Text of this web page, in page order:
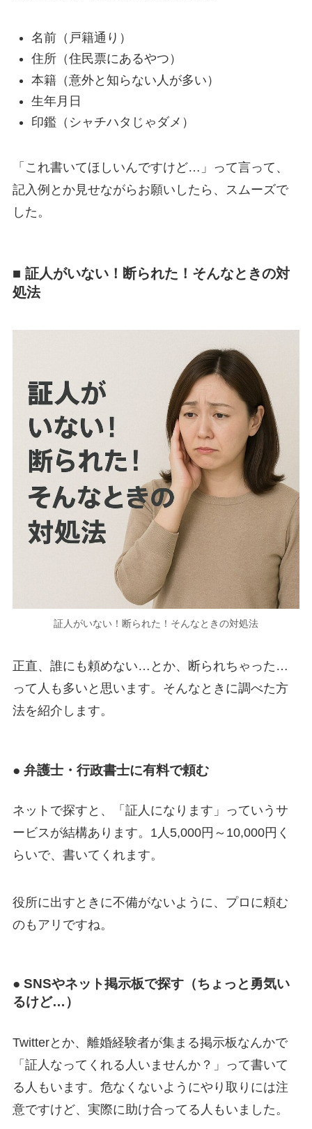
名前（戸籍通り）
住所（住民票にあるやつ）
本籍（意外と知らない人が多い）
生年月日
印鑑（シャチハタじゃダメ）
「これ書いてほしいんですけど…」って言って、
記入例とか見せながらお願いしたら、スムーズで
した。
■ 証人がいない！断られた！そんなときの対
処法
証人がいない！断られた！そんなときの対処法
正直、誰にも頼めない…とか、断られちゃった…
って人も多いと思います。そんなときに調べた方
法を紹介します。
● 弁護士・行政書士に有料で頼む
ネットで探すと、「証人になります」っていうサ
ービスが結構あります。1人5,000円～10,000円く
らいで、書いてくれます。
役所に出すときに不備がないように、プロに頼む
のもアリですね。
● SNSやネット掲示板で探す（ちょっと勇気い
るけど…）
Twitterとか、離婚経験者が集まる掲示板なんかで
「証人なってくれる人いませんか？」って書いて
る人もいます。危なくないようにやり取りには注
意ですけど、実際に助け合ってる人もいました。